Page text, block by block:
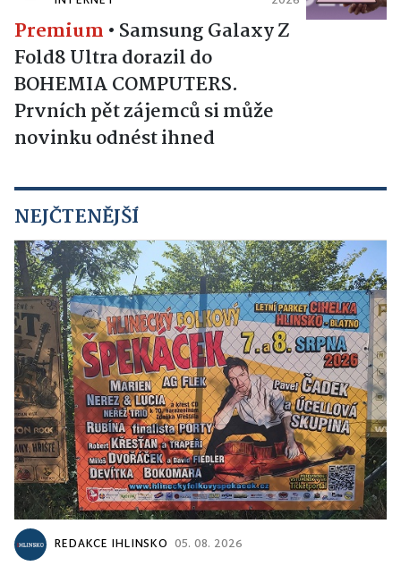
Premium • Samsung Galaxy Z
Fold8 Ultra dorazil do
BOHEMIA COMPUTERS.
Prvních pět zájemců si může
novinku odnést ihned
NEJČTENĚJŠÍ
REDAKCE IHLINSKO 05. 08. 2026